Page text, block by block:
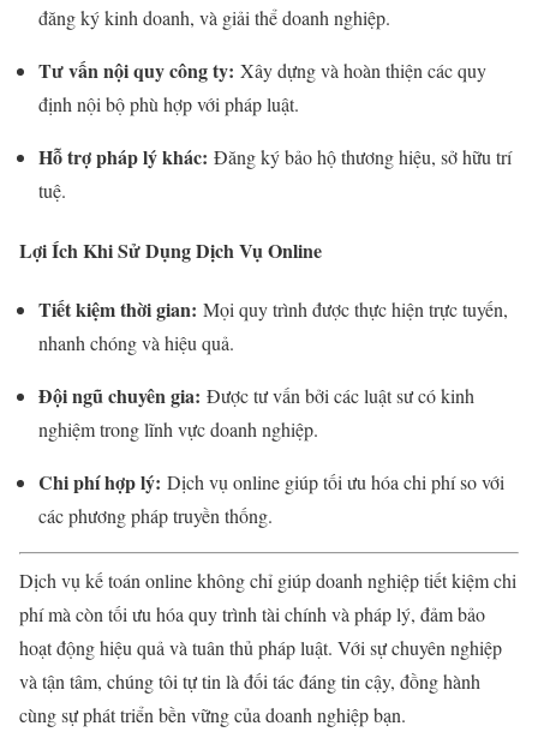
đăng ký kinh doanh, và giải thể doanh nghiệp.
Tư vấn nội quy công ty: Xây dựng và hoàn thiện các quy
định nội bộ phù hợp với pháp luật.
Hỗ trợ pháp lý khác: Đăng ký bảo hộ thương hiệu, sở hữu trí
tuệ.
Lợi Ích Khi Sử Dụng Dịch Vụ Online
Tiết kiệm thời gian: Mọi quy trình được thực hiện trực tuyến,
nhanh chóng và hiệu quả.
Đội ngũ chuyên gia: Được tư vấn bởi các luật sư có kinh
nghiệm trong lĩnh vực doanh nghiệp.
Chi phí hợp lý: Dịch vụ online giúp tối ưu hóa chi phí so với
các phương pháp truyền thống.
Dịch vụ kế toán online không chỉ giúp doanh nghiệp tiết kiệm chi
phí mà còn tối ưu hóa quy trình tài chính và pháp lý, đảm bảo
hoạt động hiệu quả và tuân thủ pháp luật. Với sự chuyên nghiệp
và tận tâm, chúng tôi tự tin là đối tác đáng tin cậy, đồng hành
cùng sự phát triển bền vững của doanh nghiệp bạn.